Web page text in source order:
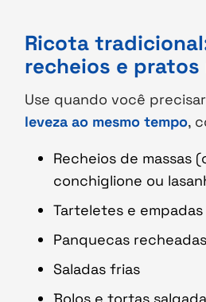
Ricota
recheios e pratos
Use quando você
leveza ao mesmo tempo,
Recheios de massas
conchiglione ou
Tarteletes e empadas
Panquecas recheadas
Saladas frias